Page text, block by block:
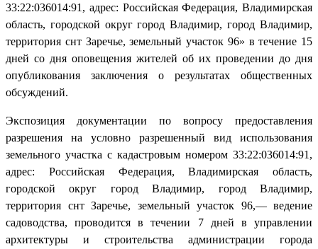
33:22:036014:91, адрес: Российская Федерация, Владимирская
область, городской округ город Владимир, город Владимир,
территория снт Заречье, земельный участок 96» в течение 15
дней со дня оповещения жителей об их проведении до дня
опубликования заключения о результатах общественных
обсуждений.
Экспозиция документации по вопросу предоставления
разрешения на условно разрешенный вид использования
земельного участка с кадастровым номером 33:22:036014:91,
адрес: Российская Федерация, Владимирская область,
городской округ город Владимир, город Владимир,
территория снт Заречье, земельный участок 96,— ведение
садоводства, проводится в течении 7 дней в управлении
архитектуры и строительства администрации города